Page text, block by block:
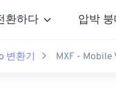
환하다 압박
변환기 MXF - Mobile